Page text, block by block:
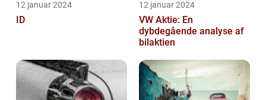
12 januar 2024
ID
12 januar 2024
VW Aktie: En
dybdegående analyse af
bilaktien